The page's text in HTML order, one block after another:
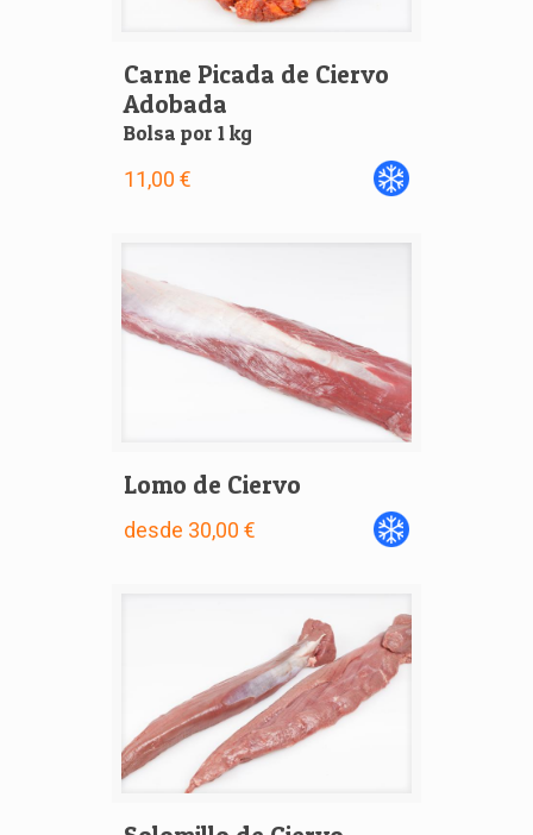
Carne Picada de Ciervo
Adobada
Bolsa por 1 kg
11,00 €
Lomo de Ciervo
desde 30,00 €